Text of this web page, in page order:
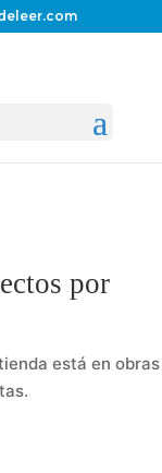
por
está en obras